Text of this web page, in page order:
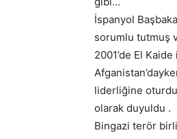
İspanyol
sorumlu tutmuş
2001’de El
liderliğine
olarak duyuldu .
Bingazi terör